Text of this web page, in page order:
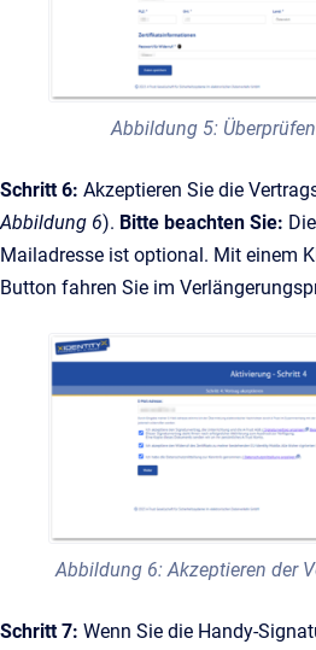
Abbildung 5:
Schritt 6: Akzeptieren Sie die
Abbildung 6). Bitte beachten Sie:
Mailadresse ist optional. Mit einem
Button fahren Sie im
Abbildung 6: Akzeptieren der
Schritt 7: Wenn Sie die Handy-